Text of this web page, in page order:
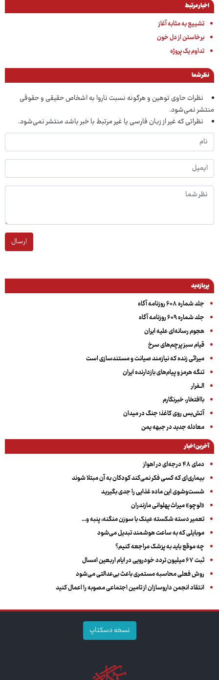
اخبار مرتبط
تشییع به مثابه آغاز
برخاستن از دل خون
تداوم یک پروژه
نظر شما
نظرات حاوی توهین و هرگونه نسبت ناروا به اشخاص حقیقی و حقوقی
منتشر نمی‌شود.
نظراتی که غیر از زبان فارسی یا غیر مرتبط با خبر باشد منتشر نمی‌شود.
ارسال
پربازدید
جلد شماره ۶۰۸ روزنامه آگاه
جلد شماره ۶۰۹ روزنامه آگاه
هجوم رسانه‌ای علیه ایران
قیام سبز پرچم‌های سرخ
میراثی زنده که نیازمند صیانت و مستندسازی است
تنگه هرمز و پیام‌های بازدارنده ایران
الــفرار
باافتخار، خبرنگارم
آتش‌بس روی کاغذ؛ جنگ در میدان
معادله جدید در جبهه یمن
آخرین اخبار
دمای ۴۸ درجه‌ای در اهواز
بیماری‌ای که کسی فکر نمی‌کند کودکان به آن مبتلا شوند
شست‌وشوی این ماده غذایی را جدی بگیرید
«لوچو» میراث پهلوانی مازندران
تعمیر دسته شکسته عینک با سوزن منگنه، پنبه و...
موبایلی که به ساعت هوشمند تبدیل می‌شود
چه موقع باید به پزشک مراجعه کنیم؟
ثبت ۶۷ میلیون تردد خودرویی در ایام اربعین امسال
روش فعلی محاسبه مستمری باعث بی‌عدالتی می‌شود
انتقاد انجمن داروسازان از تامین اجتماعی مصوبه را اعمال کنید
نسخه دسکتاپ